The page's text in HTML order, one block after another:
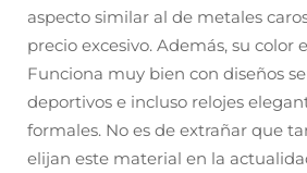
aspecto similar al de metales
precio excesivo. Además, su color
Funciona muy bien con diseños
deportivos e incluso relojes
formales. No es de extrañar que
elijan este material en la